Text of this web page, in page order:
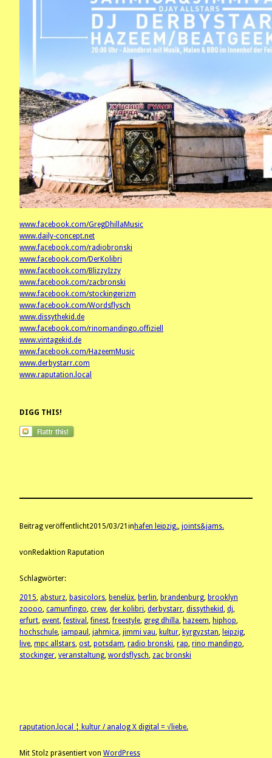
www.facebook.com/GregDhillaMusic
www.daily-concept.net
www.facebook.com/radiobronski
www.facebook.com/DerKolibri
www.facebook.com/BlizzyIzzy
www.facebook.com/zacbronski
www.facebook.com/stockingerizm
www.facebook.com/Wordsflysch
www.dissythekid.de
www.facebook.com/rinomandingo.offiziell
www.vintagekid.de
www.facebook.com/HazeemMusic
www.derbystarr.com
www.raputation.local
DIGG THIS!
Beitrag veröffentlicht2015/03/21 in hafen leipzig., joints&jams.
von Redaktion Raputation
Schlagwörter:
2015, absturz, basicolors, benelüx, berlin, brandenburg, brooklyn
zoooo, camunfingo, crew, der kolibri, derbystarr, dissythekid, dj
erfurt, event, festival , finest, freestyle, greg dhilla, hazeem, hiphop
hochschule, iampaul , jahmica, jimmi vau, kultur, kyrgyzstan, leipzig
live, mpc allstars, ost, potsdam, radio bronski, rap, rino mandingo
stockinger, veranstaltung, wordsflysch, zac bronski
raputation.local ¦ kultur / analog X digital = √liebe.
Mit Stolz präsentiert von WordPress